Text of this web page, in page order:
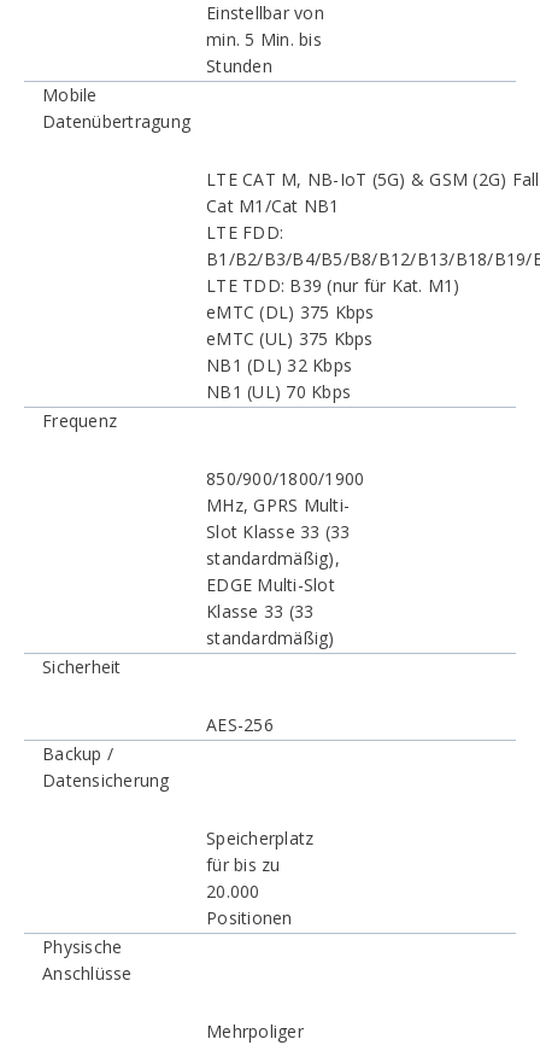
Einstellbar von
min. 5 Min. bis
Stunden
Mobile
Datenübertragung
LTE CAT M, NB-IoT (5G) & GSM (2G)
Cat M1/Cat NB1
LTE FDD:
B1/B2/B3/B4/B5/B8/B12/B13/B18/B19/
LTE TDD: B39 (nur für Kat. M1)
eMTC (DL) 375 Kbps
eMTC (UL) 375 Kbps
NB1 (DL) 32 Kbps
NB1 (UL) 70 Kbps
Frequenz
850/900/1800/1900
MHz, GPRS Multi-
Slot Klasse 33 (33
standardmäßig),
EDGE Multi-Slot
Klasse 33 (33
standardmäßig)
Sicherheit
AES-256
Backup /
Datensicherung
Speicherplatz
für bis zu
20.000
Positionen
Physische
Anschlüsse
Mehrpoliger